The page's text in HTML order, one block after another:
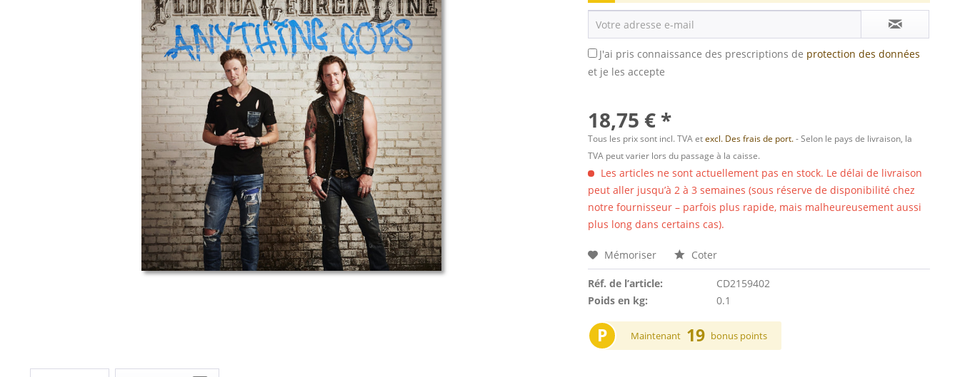
J'ai pris connaissance des prescriptions de protection des données
et je les accepte
18,75 € *
Tous les prix sont incl. TVA etexcl. Des frais de port.- Selon le pays de livraison, la
TVA peut varier lors du passage à la caisse.
Les articles ne sont actuellement pas en stock. Le délai de livraison
peut aller jusqu’à 2 à 3 semaines (sous réserve de disponibilité chez
notre fournisseur – parfois plus rapide, mais malheureusement aussi
plus long dans certains cas).
Mémoriser Coter
Réf. de l’article:
CD2159402
Poids en kg:
0.1
P Maintenant 19 bonus points